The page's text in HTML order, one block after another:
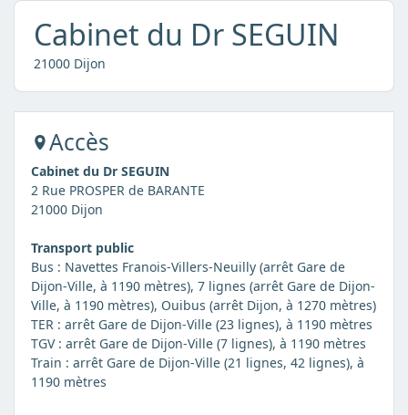
Cabinet du Dr SEGUIN
21000 Dijon
Accès
Cabinet du Dr SEGUIN
2 Rue PROSPER de BARANTE
21000 Dijon
Transport public
Bus : Navettes Franois-Villers-Neuilly (arrêt Gare de
Dijon-Ville, à 1190 mètres), 7 lignes (arrêt Gare de Dijon-
Ville, à 1190 mètres), Ouibus (arrêt Dijon, à 1270 mètres)
TER : arrêt Gare de Dijon-Ville (23 lignes), à 1190 mètres
TGV : arrêt Gare de Dijon-Ville (7 lignes), à 1190 mètres
Train : arrêt Gare de Dijon-Ville (21 lignes, 42 lignes), à
1190 mètres